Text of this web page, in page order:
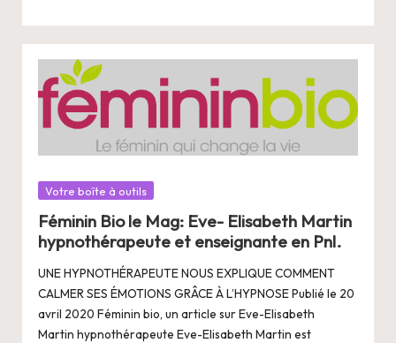
Posté
Votre boîte à outils
Féminin Bio le Mag: Eve- Elisabeth Martin
hypnothérapeute et enseignante en Pnl.
UNE HYPNOTHÉRAPEUTE NOUS EXPLIQUE COMMENT
CALMER SES ÉMOTIONS GRÂCE À L’HYPNOSE Publié le 20
avril 2020 Féminin bio, un article sur Eve-Elisabeth
Martin hypnothérapeute Eve-Elisabeth Martin est